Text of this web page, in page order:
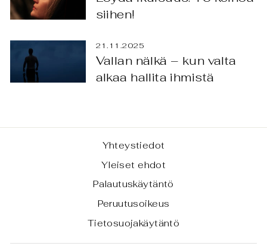
siihen!
21.11.2025
Vallan nälkä – kun valta
alkaa hallita ihmistä
Yhteystiedot
Yleiset ehdot
Palautuskäytäntö
Peruutusoikeus
Tietosuojakäytäntö